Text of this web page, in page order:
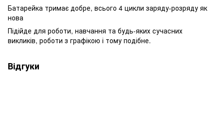
Батарейка тримає добре, всього 4 цикли заряду-розряду як
нова
Підійде для роботи, навчання та будь-яких сучасних
викликів, роботи з графікою і тому подібне.
Відгуки